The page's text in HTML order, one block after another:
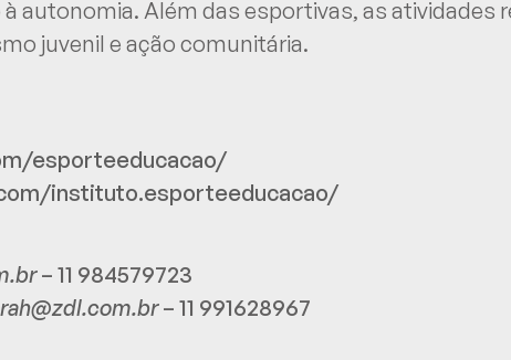
autonomia. Além das esportivas, as atividades
juvenil e ação comunitária.
esporteeducacao/
instituto.esporteeducacao/
– 11 984579723
– 11 991628967